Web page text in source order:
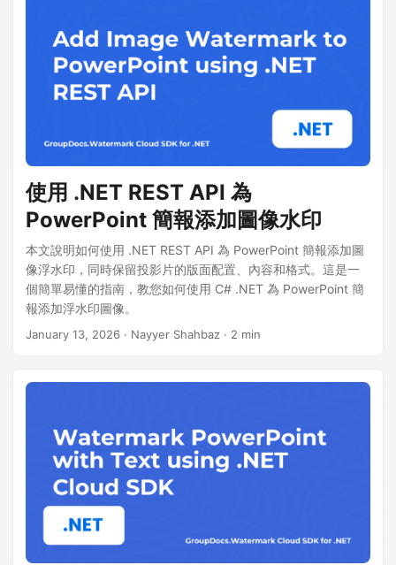
使用 .NET REST API 為
PowerPoint 簡報添加圖像水印
本文說明如何使用 .NET REST API 為 PowerPoint 簡報添加圖
像浮水印，同時保留投影片的版面配置、內容和格式。這是一
個簡單易懂的指南，教您如何使用 C# .NET 為 PowerPoint 簡
報添加浮水印圖像。
January 13, 2026 · Nayyer Shahbaz · 2 min